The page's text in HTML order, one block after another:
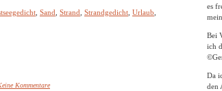
Sand Strand Strandgedicht Urlaub
Kommentare
es
Bei
ich
Da
den